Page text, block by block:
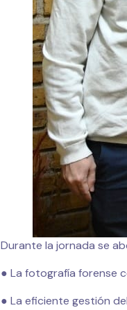
Durante la jornada se
● La fotografía forense
● La eficiente gestión